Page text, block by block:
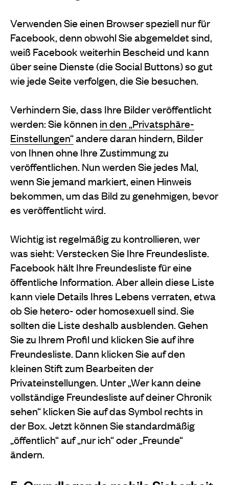
Verwenden Sie einen Browser speziell nur für
Facebook, denn obwohl Sie abgemeldet sind,
weiß Facebook weiterhin Bescheid und kann
über seine Dienste (die Social Buttons) so gut
wie jede Seite verfolgen, die Sie besuchen.
Verhindern Sie, dass Ihre Bilder veröffentlicht
werden: Sie können in den „Privatsphäre-
Einstellungen“andere daran hindern, Bilder
von Ihnen ohne Ihre Zustimmung zu
veröffentlichen. Nun werden Sie jedes Mal,
wenn Sie jemand markiert, einen Hinweis
bekommen, um das Bild zu genehmigen, bevor
es veröffentlicht wird.
Wichtig ist regelmäßig zu kontrollieren, wer
was sieht: Verstecken Sie Ihre Freundesliste.
Facebook hält Ihre Freundesliste für eine
öffentliche Information. Aber allein diese Liste
kann viele Details Ihres Lebens verraten, etwa
ob Sie hetero- oder homosexuell sind. Sie
sollten die Liste deshalb ausblenden. Gehen
Sie zu Ihrem Profil und klicken Sie auf ihre
Freundesliste. Dann klicken Sie auf den
kleinen Stift zum Bearbeiten der
Privateinstellungen. Unter „Wer kann deine
vollständige Freundesliste auf deiner Chronik
sehen“ klicken Sie auf das Symbol rechts in
der Box. Jetzt können Sie standardmäßig
„öffentlich“ auf „nur ich“ oder „Freunde“
ändern.